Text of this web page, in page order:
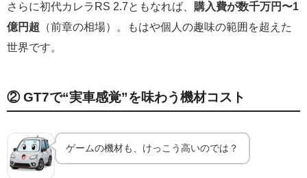
さらに初代カレラRS 2.7ともなれば、 購入費が数千万円〜1
億円超 （前章の相場）。もはや個人の趣味の範囲を超えた
世界です。
② GT7で“実車感覚”を味わう機材コスト
ゲームの機材も、けっこう高いのでは？